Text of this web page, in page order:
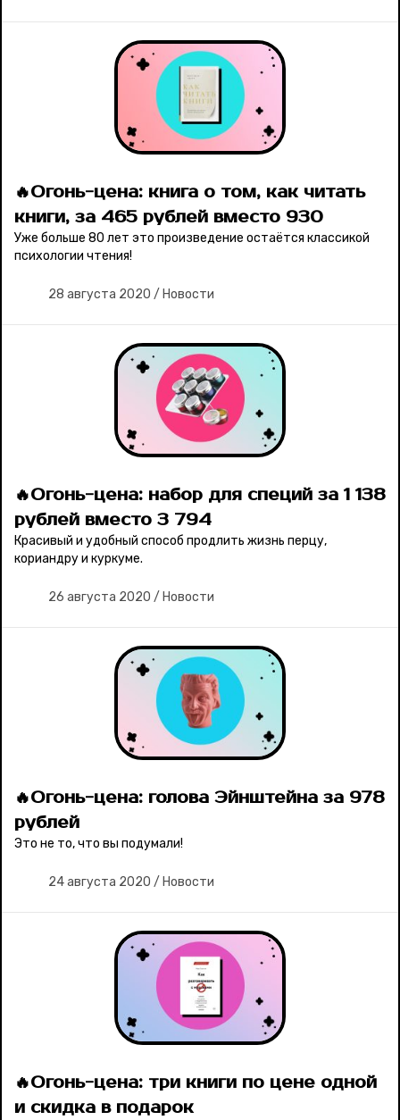
🔥Огонь-цена: книга о том, как читать
книги, за 465 рублей вместо 930
Уже больше 80 лет это произведение остаётся классикой
психологии чтения!
28 августа 2020 / Новости
🔥Огонь-цена: набор для специй за 1 138
рублей вместо 3 794
Красивый и удобный способ продлить жизнь перцу,
кориандру и куркуме.
26 августа 2020 / Новости
🔥Огонь-цена: голова Эйнштейна за 978
рублей
Это не то, что вы подумали!
24 августа 2020 / Новости
🔥Огонь-цена: три книги по цене одной
и скидка в подарок